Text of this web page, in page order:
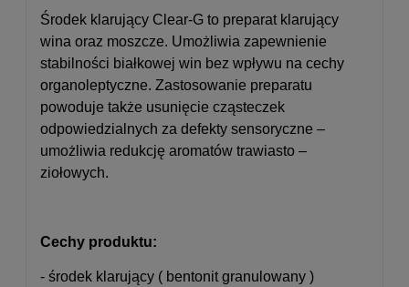
Środek klarujący Clear-G to preparat klarujący
wina oraz moszcze. Umożliwia zapewnienie
stabilności białkowej win bez wpływu na cechy
organoleptyczne. Zastosowanie preparatu
powoduje także usunięcie cząsteczek
odpowiedzialnych za defekty sensoryczne –
umożliwia redukcję aromatów trawiasto –
ziołowych.
Cechy produktu:
- środek klarujący ( bentonit granulowany )